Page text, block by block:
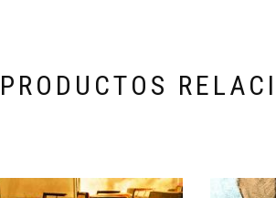
PRODUCTOS